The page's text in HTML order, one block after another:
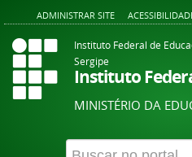
ADMINISTRAR SITE
Instituto Federal de
Sergipe
Instituto
MINISTÉRIO DA